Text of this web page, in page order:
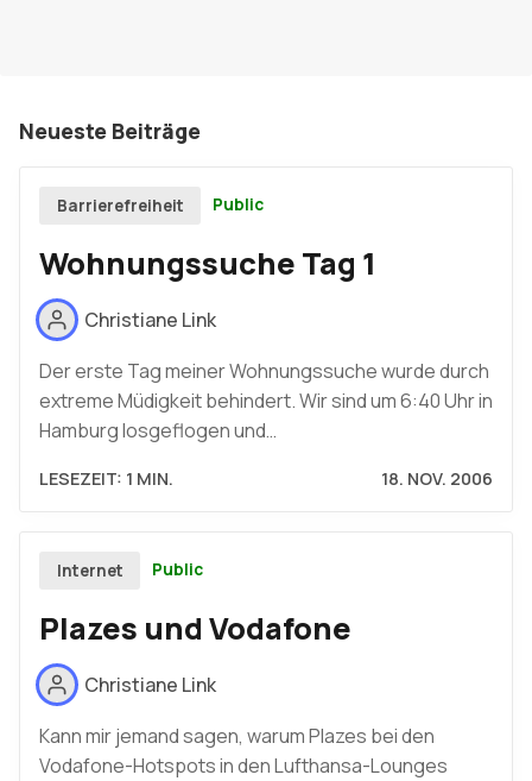
Neueste Beiträge
Barrierefreiheit Public
Wohnungssuche Tag 1
Christiane Link
Der erste Tag meiner Wohnungssuche wurde durch
extreme Müdigkeit behindert. Wir sind um 6:40 Uhr in
Hamburg losgeflogen und…
LESEZEIT: 1 MIN. 18. NOV. 2006
Internet Public
Plazes und Vodafone
Christiane Link
Kann mir jemand sagen, warum Plazes bei den
Vodafone-Hotspots in den Lufthansa-Lounges